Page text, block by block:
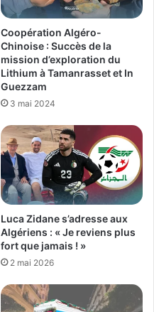
Coopération Algéro-
Chinoise : Succès de la
mission d’exploration du
Lithium à Tamanrasset et In
Guezzam
3 mai 2024
Luca Zidane s’adresse aux
Algériens : « Je reviens plus
fort que jamais ! »
2 mai 2026